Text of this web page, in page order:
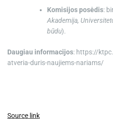
Komisijos posėdis:
Akademija,
būdu).
Daugiau informacijos: https://
atveria-duris-naujiems-nariams/
Source link